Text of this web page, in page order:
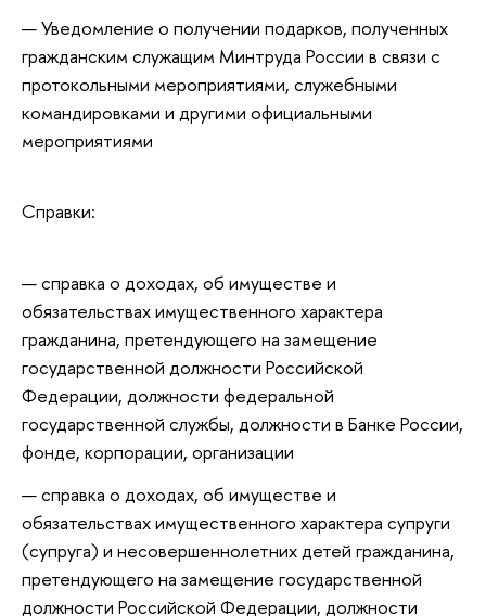
Уведомление о получении подарков, полученных
гражданским служащим Минтруда России в связи с
протокольными мероприятиями, служебными
командировками и другими официальными
мероприятиями
Справки:
справка о доходах, об имуществе и
обязательствах имущественного характера
гражданина, претендующего на замещение
государственной должности Российской
Федерации, должности федеральной
государственной службы, должности в Банке России,
фонде, корпорации, организации
справка о доходах, об имуществе и
обязательствах имущественного характера супруги
(супруга) и несовершеннолетних детей гражданина,
претендующего на замещение государственной
должности Российской Федерации, должности